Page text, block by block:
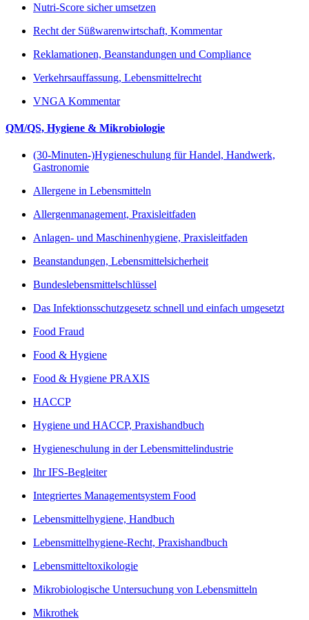
Nutri-Score sicher umsetzen
Recht der Süßwarenwirtschaft, Kommentar
Reklamationen, Beanstandungen und Compliance
Verkehrsauffassung, Lebensmittelrecht
VNGA Kommentar
QM/QS, Hygiene & Mikrobiologie
(30-Minuten-)Hygieneschulung für Handel, Handwerk,
Gastronomie
Allergene in Lebensmitteln
Allergenmanagement, Praxisleitfaden
Anlagen- und Maschinenhygiene, Praxisleitfaden
Beanstandungen, Lebensmittelsicherheit
Bundeslebensmittelschlüssel
Das Infektionsschutzgesetz schnell und einfach umgesetzt
Food Fraud
Food & Hygiene
Food & Hygiene PRAXIS
HACCP
Hygiene und HACCP, Praxishandbuch
Hygieneschulung in der Lebensmittelindustrie
Ihr IFS-Begleiter
Integriertes Managementsystem Food
Lebensmittelhygiene, Handbuch
Lebensmittelhygiene-Recht, Praxishandbuch
Lebensmitteltoxikologie
Mikrobiologische Untersuchung von Lebensmitteln
Mikrothek